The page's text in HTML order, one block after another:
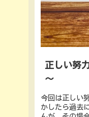
正しい努
～
今回は正しい
かしたら過去